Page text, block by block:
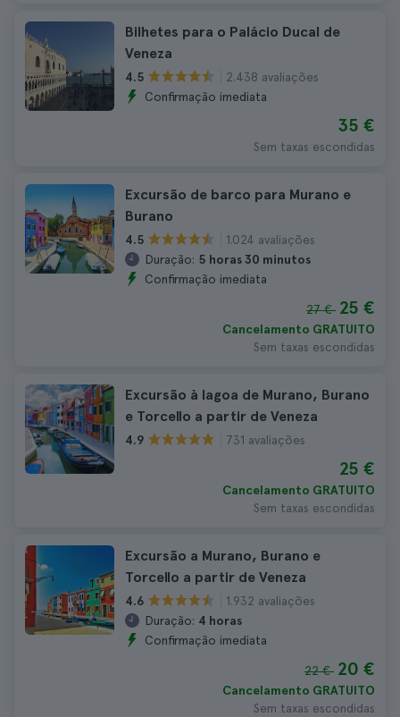
Bilhetes para o Palácio Ducal de
Veneza
4.5
2.438 avaliações
Confirmação imediata
35 €
Sem taxas escondidas
Excursão de barco para Murano e
Burano
4.5
1.024 avaliações
Duração: 5 horas 30 minutos
Confirmação imediata
27 € 25 €
Cancelamento GRATUITO
Sem taxas escondidas
Excursão à lagoa de Murano, Burano
e Torcello a partir de Veneza
4.9 731 avaliações
25 €
Cancelamento GRATUITO
Sem taxas escondidas
Excursão a Murano, Burano e
Torcello a partir de Veneza
4.6
1.932 avaliações
Duração: 4 horas
Confirmação imediata
22 € 20 €
Cancelamento GRATUITO
Sem taxas escondidas